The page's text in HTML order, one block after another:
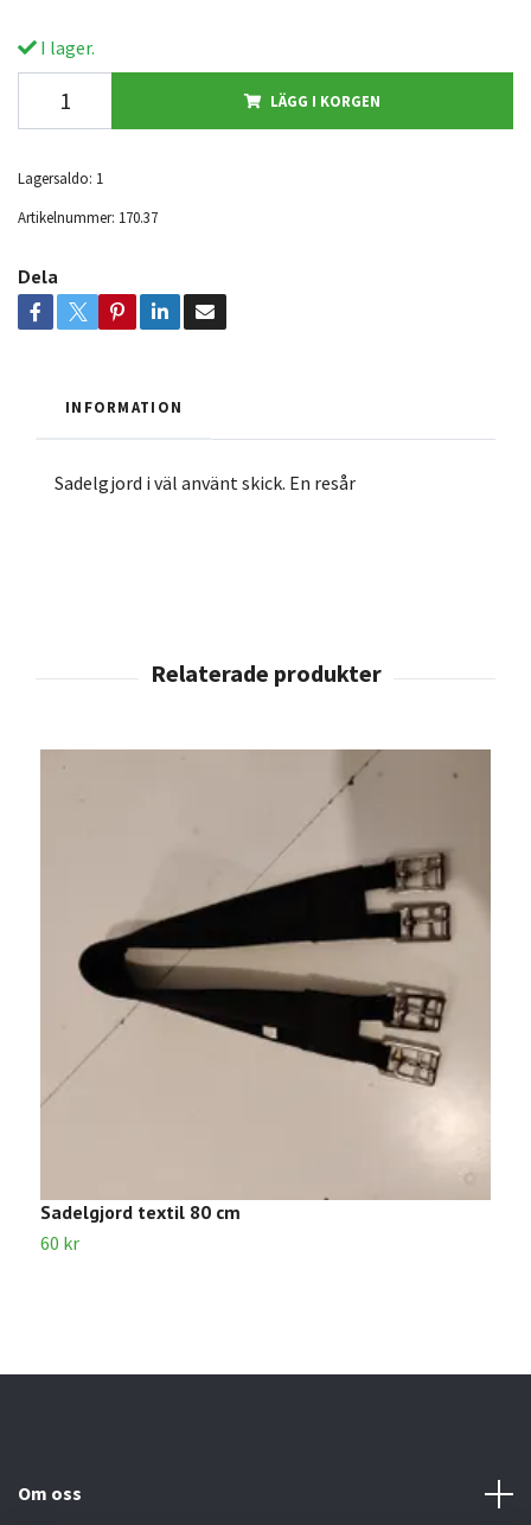
I lager.
LÄGG I KORGEN
Lagersaldo: 1
Artikelnummer: 170.37
Dela
INFORMATION
Sadelgjord i väl använt skick. En resår
Sadelgjord textil 80 cm
60 kr
Om oss